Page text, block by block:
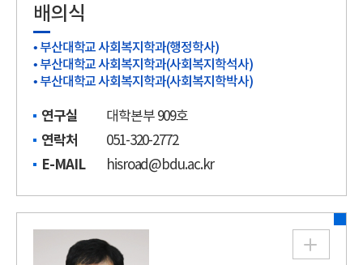
배의식
• 부산대학교 사회복지학과(행정학사)
• 부산대학교 사회복지학과(사회복지학석사)
• 부산대학교 사회복지학과(사회복지학박사)
연구실
대학본부 909호
연락처
051-320-2772
E-MAIL
hisroad@bdu.ac.kr